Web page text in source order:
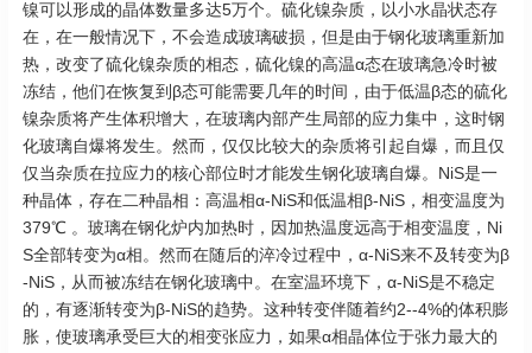
镍可以形成的晶体数量多达5万个。硫化镍杂质，以小水晶状态存
在，在一般情况下，不会造成玻璃破损，但是由于钢化玻璃重新加
热，改变了硫化镍杂质的相态，硫化镍的高温α态在玻璃急冷时被
冻结，他们在恢复到β态可能需要几年的时间，由于低温β态的硫化
镍杂质将产生体积增大，在玻璃内部产生局部的应力集中，这时钢
化玻璃自爆将发生。然而，仅仅比较大的杂质将引起自爆，而且仅
仅当杂质在拉应力的核心部位时才能发生钢化玻璃自爆。NiS是一
种晶体，存在二种晶相：高温相α-NiS和低温相β-NiS，相变温度为
379℃ 。玻璃在钢化炉内加热时，因加热温度远高于相变温度，Ni
S全部转变为α相。然而在随后的淬冷过程中，α-NiS来不及转变为β
-NiS，从而被冻结在钢化玻璃中。在室温环境下，α-NiS是不稳定
的，有逐渐转变为β-NiS的趋势。这种转变伴随着约2--4%的体积膨
胀，使玻璃承受巨大的相变张应力，如果α相晶体位于张力最大的